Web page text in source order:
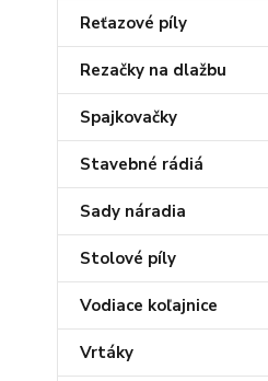
Reťazové píly
Rezačky na dlažbu
Spajkovačky
Stavebné rádiá
Sady náradia
Stolové píly
Vodiace koľajnice
Vrtáky